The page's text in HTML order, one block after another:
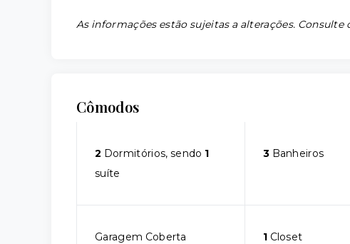
As informações estão sujeitas a alterações. Consulte
Cômodos
2 Dormitórios, sendo 1
suíte
3Banheiros
Garagem Coberta 1Closet